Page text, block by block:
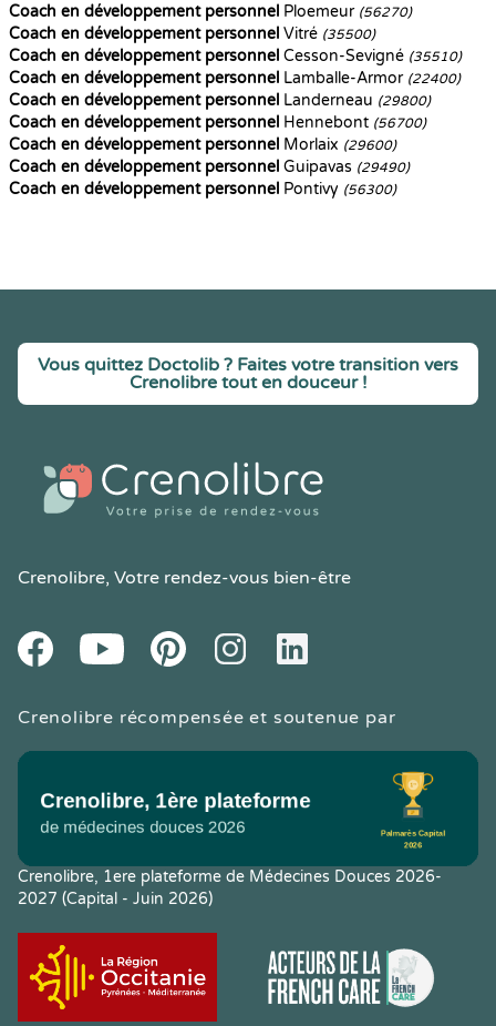
Coach en développement personnel Ploemeur (56270)
Coach en développement personnel Vitré (35500)
Coach en développement personnel Cesson-Sevigné (35510)
Coach en développement personnel Lamballe-Armor (22400)
Coach en développement personnel Landerneau (29800)
Coach en développement personnel Hennebont (56700)
Coach en développement personnel Morlaix (29600)
Coach en développement personnel Guipavas (29490)
Coach en développement personnel Pontivy (56300)
Vous quittez Doctolib ? Faites votre transition vers
Crenolibre tout en douceur !
Crenolibre, Votre rendez-vous bien-être
FacebookYoutube PinteresetInstagramLinkedIn
Crenolibre récompensée et soutenue par
Crenolibre, 1ere plateforme de Médecines Douces 2026-
2027 (Capital - Juin 2026)